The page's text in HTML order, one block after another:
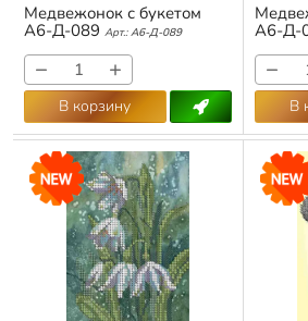
Медвежонок с букетом
А6-Д-089 Арт.: А6-Д-089
− +
В корзину
А6-Д-
−
В